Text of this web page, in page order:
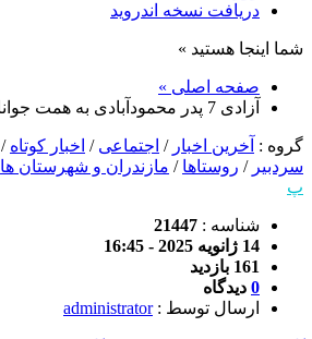
دریافت نسخه اندروید
شما اینجا هستید »
صفحه اصلی »
آزادی 7 پدر محمودآبادی به همت جوانان نیک اندیش این شهر
گروه : آخرین اخبار / اجتماعی / اخبار کوتاه /
سردبیر / روستاها / مازندران و شهرستان ها
پ
شناسه : 21447
14 ژانویه 2025 - 16:45
161 بازدید
0 دیدگاه
ارسال توسط :administrator